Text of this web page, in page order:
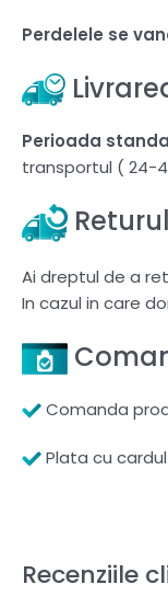
Perdelele se
Perioada
transportul ( 24-
Ai dreptul de a
In cazul in care
Comanda
Plata cu
Recenziile